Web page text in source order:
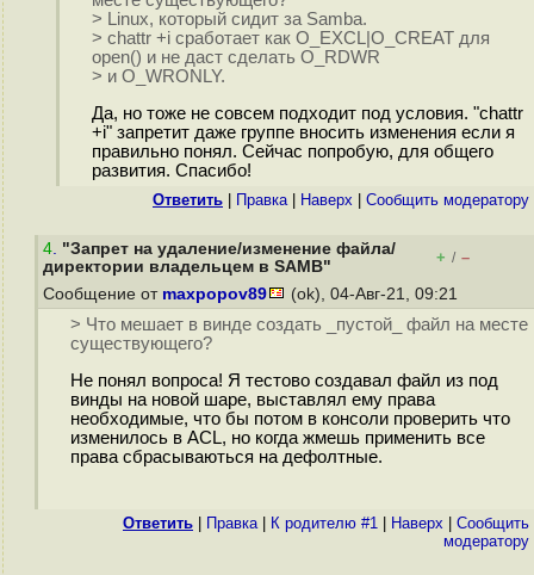
> Linux, который сидит за Samba.
> chattr +i сработает как O_EXCL|O_CREAT для
open() и не даст сделать O_RDWR
> и O_WRONLY.
Да, но тоже не совсем подходит под условия. "chattr
+i" запретит даже группе вносить изменения если я
правильно понял. Сейчас попробую, для общего
развития. Спасибо!
Ответить Правка| Наверх Cообщить модератору
4. "Запрет на удаление/изменение файла/
директории владельцем в SAMB"
+ / –
Сообщение от maxpopov89 (ok), 04-Авг-21, 09:21
> Что мешает в винде создать _пустой_ файл на месте
существующего?
Не понял вопроса! Я тестово создавал файл из под
винды на новой шаре, выставлял ему права
необходимые, что бы потом в консоли проверить что
изменилось в ACL, но когда жмешь применить все
права сбрасываються на дефолтные.
Ответить Правка| К родителю #1 Наверх
Cообщить
модератору